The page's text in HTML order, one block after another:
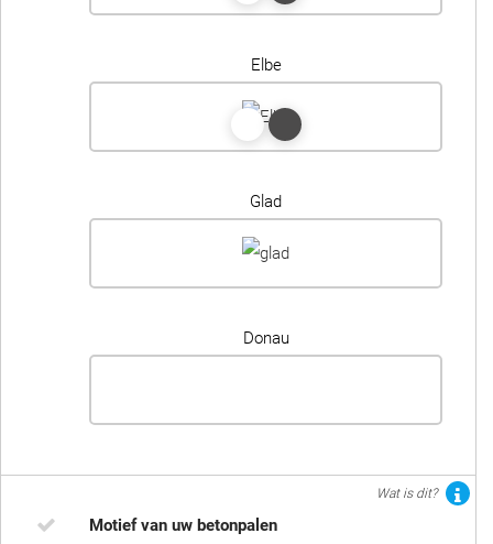
Elbe
Glad
Donau
Wat is dit?
Motief van uw betonpalen